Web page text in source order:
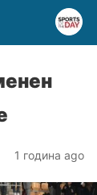
1 година ago